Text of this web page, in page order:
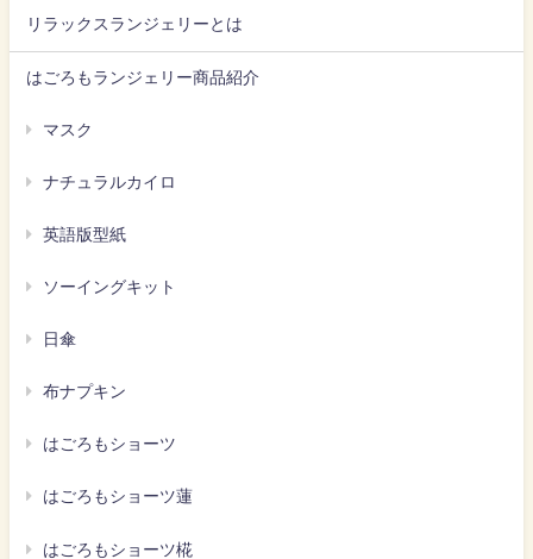
リラックスランジェリーとは
はごろもランジェリー商品紹介
マスク
ナチュラルカイロ
英語版型紙
ソーイングキット
日傘
布ナプキン
はごろもショーツ
はごろもショーツ蓮
はごろもショーツ椛